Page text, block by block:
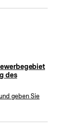
des
geben Sie